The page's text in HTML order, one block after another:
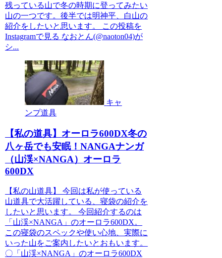
残っている山で冬の時期に登ってみたい
山の一つです。後半では明神平、白山の
紹介をしたいと思います。 この投稿を
Instagramで見る なおとん(@naoton04)が
シ...
キャ
ンプ道具
【私の道具】オーロラ600DX冬の
八ヶ岳でも安眠！NANGAナンガ
（山渓×NANGA）オーロラ
600DX
【私の山道具】 今回は私が使っている
山道具で大活躍している、寝袋の紹介を
したいと思います。 今回紹介するのは
「山渓×NANGA」のオーロラ600DX。
この寝袋のスペックや使い心地、実際に
いった山をご案内したいとおもいます。
〇「山渓×NANGA」のオーロラ600DX